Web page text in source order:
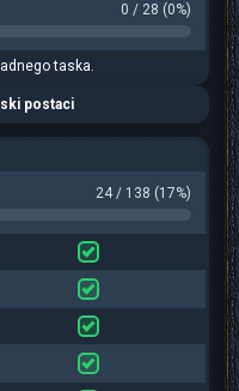
0 / 28 (0%)
taska.
postaci
24 / 138 (17%)